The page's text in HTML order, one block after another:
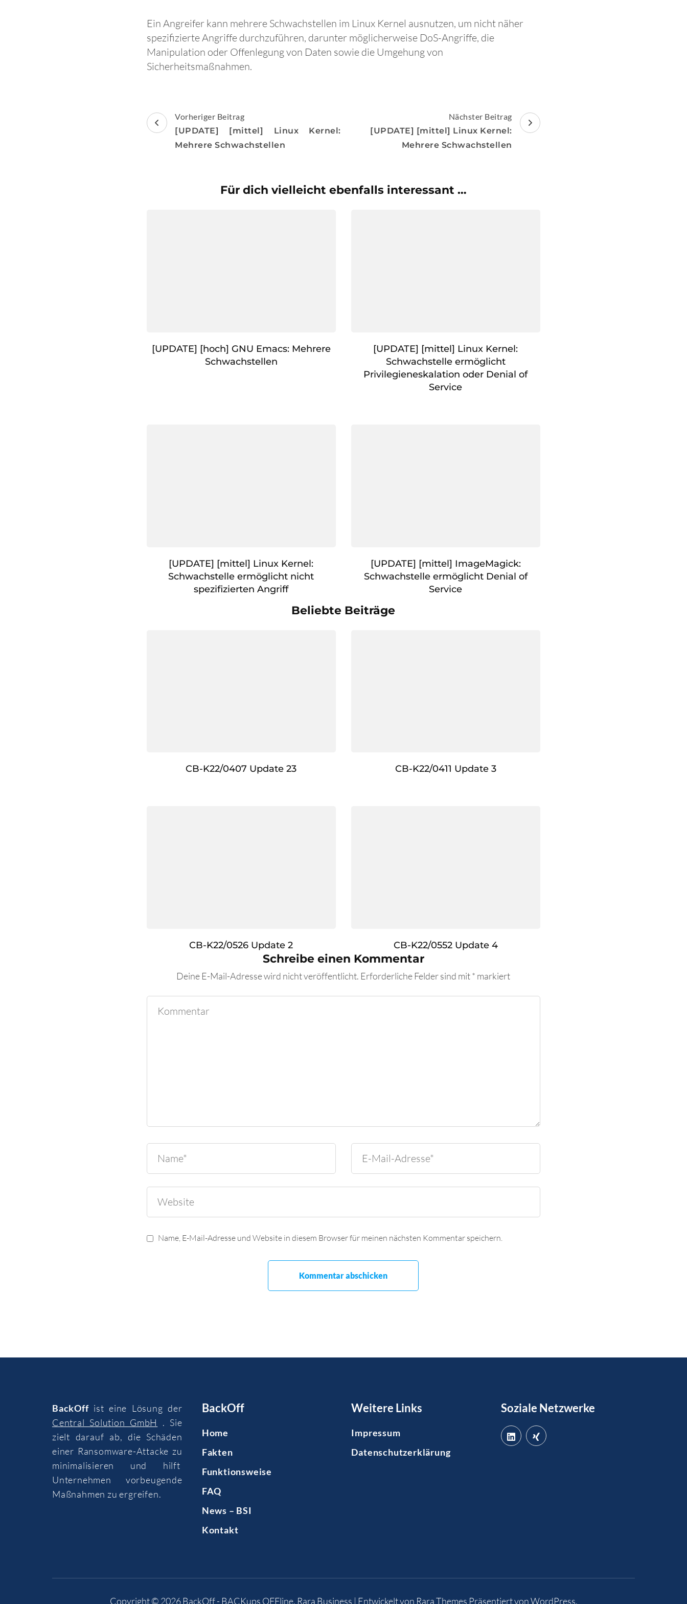
Ein Angreifer kann mehrere Schwachstellen im Linux Kernel ausnutzen, um nicht näher
spezifizierte Angriffe durchzuführen, darunter möglicherweise DoS-Angriffe, die
Manipulation oder Offenlegung von Daten sowie die Umgehung von
Sicherheitsmaßnahmen.
Beitragsnavigation
Vorheriger Beitrag
[UPDATE] [mittel] Linux Kernel:
Mehrere Schwachstellen
Nächster Beitrag
[UPDATE] [mittel] Linux Kernel:
Mehrere Schwachstellen
Für dich vielleicht ebenfalls interessant …
[UPDATE] [hoch] GNU Emacs: Mehrere
Schwachstellen
[UPDATE] [mittel] Linux Kernel:
Schwachstelle ermöglicht
Privilegieneskalation oder Denial of
Service
[UPDATE] [mittel] Linux Kernel:
Schwachstelle ermöglicht nicht
spezifizierten Angriff
[UPDATE] [mittel] ImageMagick:
Schwachstelle ermöglicht Denial of
Service
Beliebte Beiträge
CB-K22/0407 Update 23 CB-K22/0411 Update 3
CB-K22/0526 Update 2 CB-K22/0552 Update 4
Schreibe einen Kommentar
Deine E-Mail-Adresse wird nicht veröffentlicht. Erforderliche Felder sind mit* markiert
Name, E-Mail-Adresse und Website in diesem Browser für meinen nächsten Kommentar speichern.
BackOffist eine Lösung der
Central Solution GmbH
. Sie
zielt darauf ab, die Schäden
einer Ransomware-Attacke zu
minimalisieren und hilft
Unternehmen vorbeugende
Maßnahmen zu ergreifen.
BackOff
Home
Fakten
Funktionsweise
FAQ
News – BSI
Kontakt
Weitere Links
Impressum
Datenschutzerklärung
Soziale Netzwerke
Copyright © 2026BackOff - BACKups OFFline. Rara Business | Entwickelt von Rara Themes Präsentiert vonWordPress.